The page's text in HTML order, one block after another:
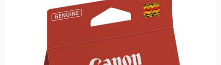
Google İle Bağlan